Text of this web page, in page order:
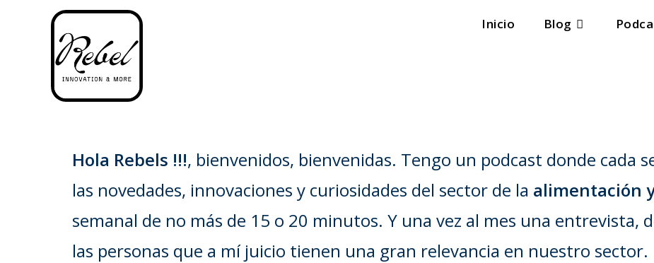
Inicio Blog
Hola Rebels !!!, bienvenidos, bienvenidas. Tengo un podcast donde cada
las novedades, innovaciones y curiosidades del sector de la alimentación
semanal de no más de 15 o 20 minutos. Y una vez al mes una entrevista,
las personas que a mí juicio tienen una gran relevancia en nuestro sector.